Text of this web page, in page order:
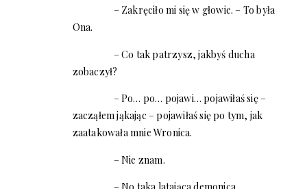
– Zakręciło mi się w głowie. – To była
Ona.
– Co tak patrzysz, jakbyś ducha
zobaczył?
– Po… po… pojawi… pojawiłaś się –
zacząłem jąkając – pojawiłaś się po tym, jak
zaatakowała mnie Wronica.
– Nie znam.